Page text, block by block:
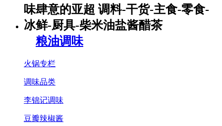
粮油调味
火锅专栏
调味品类
李锦记调味
豆瓣辣椒酱